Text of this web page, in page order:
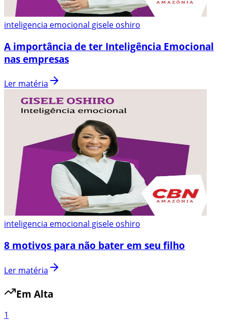
inteligencia emocional gisele oshiro
A importância de ter Inteligência Emocional
nas empresas
Ler matéria
inteligencia emocional gisele oshiro
8 motivos para não bater em seu filho
Ler matéria
Em Alta
1